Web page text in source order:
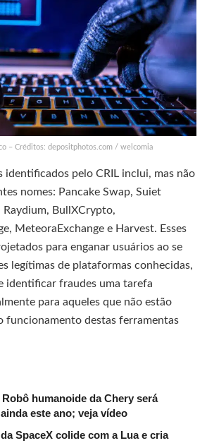
– Créditos: depositphotos.com / welcomia
identificados pelo CRIL inclui, mas não
nomes: Pancake Swap, Suiet
BullXCrypto,
MeteoraExchange e Harvest. Esses
para enganar usuários ao se
legítimas de plataformas conhecidas,
identificar fraudes uma tarefa
para aqueles que não estão
funcionamento destas ferramentas
humanoide da Chery será
este ano; veja vídeo
SpaceX colide com a Lua e cria